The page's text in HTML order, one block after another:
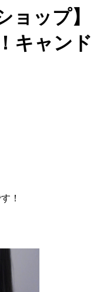
ョップ】
キャンド
！